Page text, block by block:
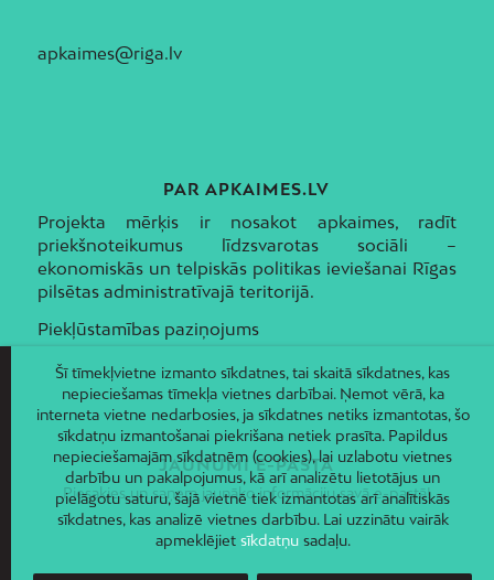
apkaimes@riga.lv
PAR APKAIMES.LV
Projekta mērķis ir nosakot apkaimes, radīt
priekšnoteikumus līdzsvarotas sociāli –
ekonomiskās un telpiskās politikas ieviešanai Rīgas
pilsētas administratīvajā teritorijā.
Piekļūstamības paziņojums
JAUNUMI E-PASTĀ
Piesakies un saņem jaunāko informāciju savā e-pastā!
Šī tīmekļvietne izmanto sīkdatnes, tai skaitā sīkdatnes, kas
nepieciešamas tīmekļa vietnes darbībai. Ņemot vērā, ka
interneta vietne nedarbosies, ja sīkdatnes netiks izmantotas, šo
sīkdatņu izmantošanai piekrišana netiek prasīta. Papildus
nepieciešamajām sīkdatnēm (cookies), lai uzlabotu vietnes
darbību un pakalpojumus, kā arī analizētu lietotājus un
pielāgotu saturu, šajā vietnē tiek izmantotas arī analītiskās
sīkdatnes, kas analizē vietnes darbību. Lai uzzinātu vairāk
apmeklējiet sīkdatņusadaļu.